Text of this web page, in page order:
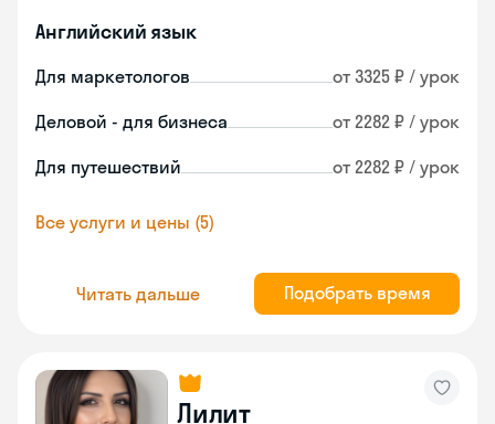
Английский язык
Для маркетологов от 3325 ₽ / урок
Деловой - для бизнеса от 2282 ₽ / урок
Для путешествий от 2282 ₽ / урок
Все услуги и цены (5)
Читать дальше Подобрать время
Лилит